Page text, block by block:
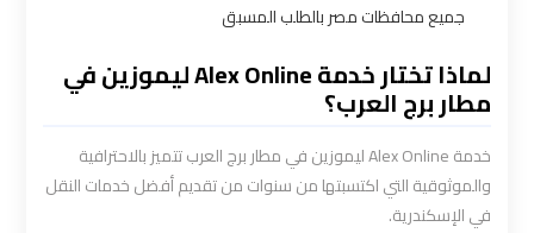
جميع محافظات مصر بالطلب المسبق
لماذا تختار خدمة Alex Online ليموزين في
مطار برج العرب؟
خدمة Alex Online ليموزين في مطار برج العرب تتميز بالاحترافية
والموثوقية التي اكتسبتها من سنوات من تقديم أفضل خدمات النقل
في الإسكندرية.
القاهرة
ليموزين